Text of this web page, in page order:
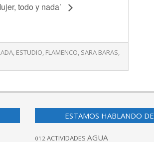
todo y nada’
, ESTUDIO, FLAMENCO, SARA BARAS,
ESTAMOS HABLANDO DE
012 ACTIVIDADES AGUA